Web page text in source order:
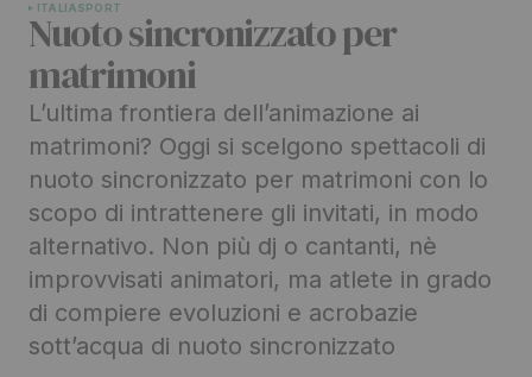
ITALIASPORT
Nuoto sincronizzato per
matrimoni
L’ultima frontiera dell’animazione ai
matrimoni? Oggi si scelgono spettacoli di
nuoto sincronizzato per matrimoni con lo
scopo di intrattenere gli invitati, in modo
alternativo. Non più dj o cantanti, nè
improvvisati animatori, ma atlete in grado
di compiere evoluzioni e acrobazie
sott’acqua di nuoto sincronizzato